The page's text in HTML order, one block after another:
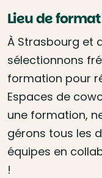
Lieu de
À Strasbourg et
sélectionnons
formation pour
Espaces de
une formation,
gérons tous les
équipes en
!